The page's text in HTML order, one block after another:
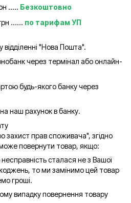
..... Безкоштовно
...... по тарифам УП
"Нова Пошта".
через термінал або онлайн-
будь-якого банку через
наш рахунок в банку.
захист прав споживача", згідно
повернути товар, якщо:
сталася не з Вашої
то ми замінимо цей товар
гроші.
випадку повернення товару